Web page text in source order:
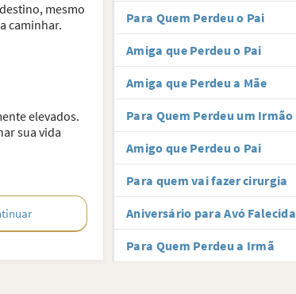
mesmo
caminhar.
elevados.
sua vida
Para Quem Perdeu o Pai
Amiga que Perdeu o Pai
Amiga que Perdeu a Mãe
Para Quem Perdeu um Irmão
Amigo que Perdeu o Pai
Para quem vai fazer cirurgia
Aniversário para Avó Falecida
Para Quem Perdeu a Irmã